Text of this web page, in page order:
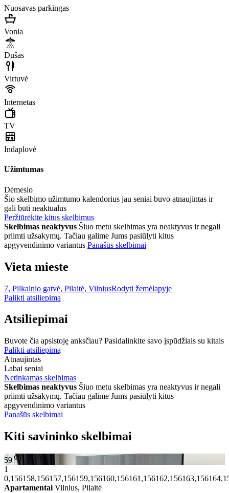
Nuosavas parkingas
Vonia
Dušas
Virtuvė
Internetas
TV
Indaplovė
Užimtumas
Dėmesio
Šio skelbimo užimtumo kalendorius jau seniai buvo atnaujintas ir
gali būti neaktualus
Peržiūrėkite kitus skelbimus
Skelbimas neaktyvus Šiuo metu skelbimas yra neaktyvus ir negali
priimti užsakymų. Tačiau galime Jums pasiūlyti kitus
apgyvendinimo variantus Panašūs skelbimai
Vieta mieste
7, Pilkalnio gatvė, Pilaitė, VilniusRodyti žemėlapyje
Palikti atsiliepimą
Atsiliepimai
Buvote čia apsistoję anksčiau? Pasidalinkite savo įspūdžiais su kitais
Palikti atsiliepimą
Atnaujintas
Labai seniai
Netinkamas skelbimas
Skelbimas neaktyvus Šiuo metu skelbimas yra neaktyvus ir negali
priimti užsakymų. Tačiau galime Jums pasiūlyti kitus
apgyvendinimo variantus
Panašūs skelbimai
Kiti savininko skelbimai
59 €
1
ApartamentaiVilnius, Pilaitė